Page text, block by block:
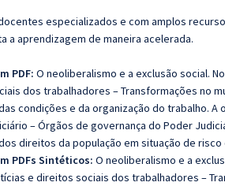
especializados e com amplos
a aprendizagem de maneira acelerada.
PDF: O neoliberalismo e a exclusão social.
dos trabalhadores – Transformações no
condições e da organização do trabalho. A
– Órgãos de governança do Poder
direitos da população em situação de
PDFs Sintéticos: O neoliberalismo e a
e direitos sociais dos trabalhadores –